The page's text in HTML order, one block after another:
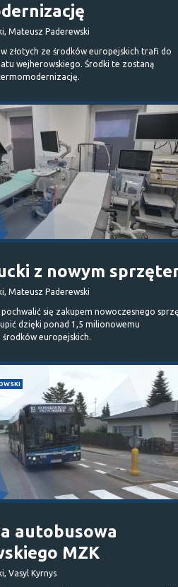
Mateusz Paderewski
złotych ze środków europejskich trafi do
wejherowskiego. Środki te zostaną
z nowym
Mateusz Paderewski
się zakupem nowoczesnego
dzięki ponad 1,5 milionowemu
europejskich.
autobusowa
MZK
Vasyl Kyrnys